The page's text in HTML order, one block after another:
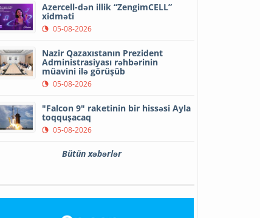
Azercell-dən illik “ZengimCELL”
xidməti
05-08-2026
Nazir Qazaxıstanın Prezident
Administrasiyası rəhbərinin
müavini ilə görüşüb
05-08-2026
"Falcon 9" raketinin bir hissəsi Ayla
toqquşacaq
05-08-2026
Bütün xəbərlər